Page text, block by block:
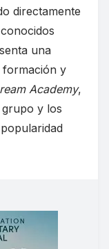
directamente
una
formación y
Academy,
y los